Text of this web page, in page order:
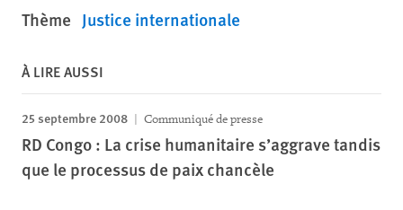
Thème Justice internationale
À LIRE AUSSI
25 septembre 2008 Communiqué de presse
RD Congo : La crise humanitaire s’aggrave tandis
que le processus de paix chancèle